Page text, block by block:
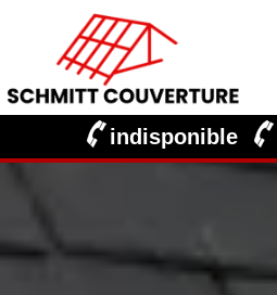
indisponible